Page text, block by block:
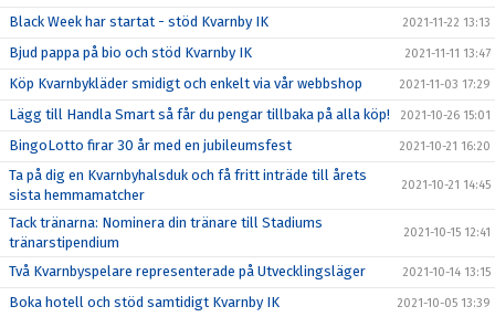
Black Week har startat - stöd Kvarnby IK 2021-11-22 13:13
Bjud pappa på bio och stöd Kvarnby IK 2021-11-11 13:47
Köp Kvarnbykläder smidigt och enkelt via vår webbshop 2021-11-03 17:29
Lägg till Handla Smart så får du pengar tillbaka på alla köp! 2021-10-26 15:01
BingoLotto firar 30 år med en jubileumsfest 2021-10-21 16:20
Ta på dig en Kvarnbyhalsduk och få fritt inträde till årets
sista hemmamatcher
2021-10-21 14:45
Tack tränarna: Nominera din tränare till Stadiums
tränarstipendium
2021-10-15 12:41
Två Kvarnbyspelare representerade på Utvecklingsläger 2021-10-14 13:15
Boka hotell och stöd samtidigt Kvarnby IK 2021-10-05 13:39